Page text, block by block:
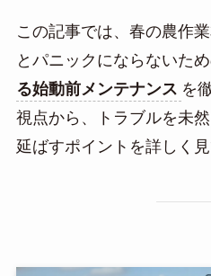
この記事では、春の農作
とパニックにならないため
る始動前メンテナンス を
視点から、トラブルを未
延ばすポイントを詳しく見